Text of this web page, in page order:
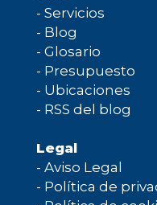
- Servicios
- Blog
- Glosario
- Presupuesto
- Ubicaciones
- RSS del blog
Legal
- Aviso Legal
- Política de